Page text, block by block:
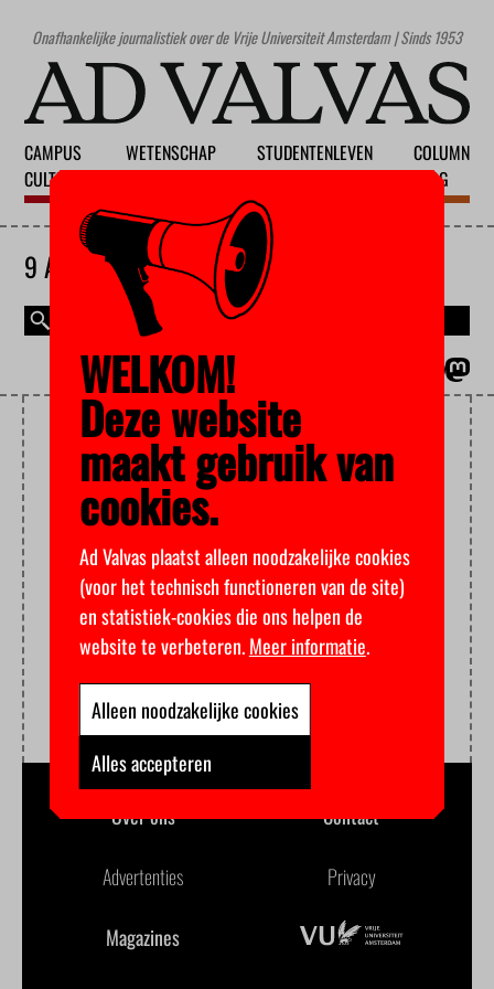
Onafhankelijke journalistiek over de Vrije Universiteit Amsterdam | Sinds 1953
CAMPUS
CULTUUR
WETENSCHAP
STUDENTENLEVEN
COLUMN
BLOG
9 AUGUSTUS 2026
MITCHELL ESEJAS
Over ons Contact
Advertenties Privacy
Magazines
WELKOM!
Deze website
maakt gebruik van
cookies.
Ad Valvas plaatst alleen noodzakelijke cookies
(voor het technisch functioneren van de site)
en statistiek-cookies die ons helpen de
website te verbeteren.Meer informatie.
Alleen noodzakelijke cookies
Alles accepteren